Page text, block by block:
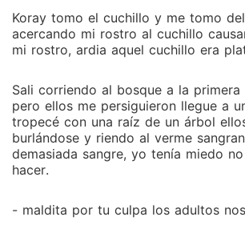
Koray tomo el cuchillo y me tomo
acercando mi rostro al cuchillo
mi rostro, ardia aquel cuchillo era
Sali corriendo al bosque a la
pero ellos me persiguieron llegue a
tropecé con una raíz de un árbol
burlándose y riendo al verme
demasiada sangre, yo tenía miedo
hacer.
- maldita por tu culpa los adultos